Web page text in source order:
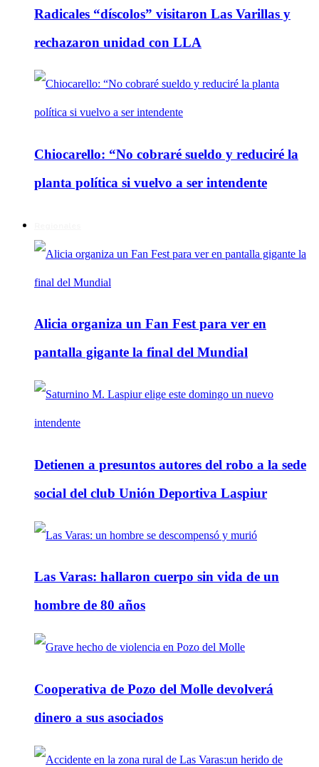
Radicales “díscolos” visitaron Las Varillas y
rechazaron unidad con LLA
Chiocarello: “No cobraré sueldo y reduciré la
planta política si vuelvo a ser intendente
Alicia organiza un Fan Fest para ver en
pantalla gigante la final del Mundial
Detienen a presuntos autores del robo a la sede
social del club Unión Deportiva Laspiur
Las Varas: hallaron cuerpo sin vida de un
hombre de 80 años
Cooperativa de Pozo del Molle devolverá
dinero a sus asociados